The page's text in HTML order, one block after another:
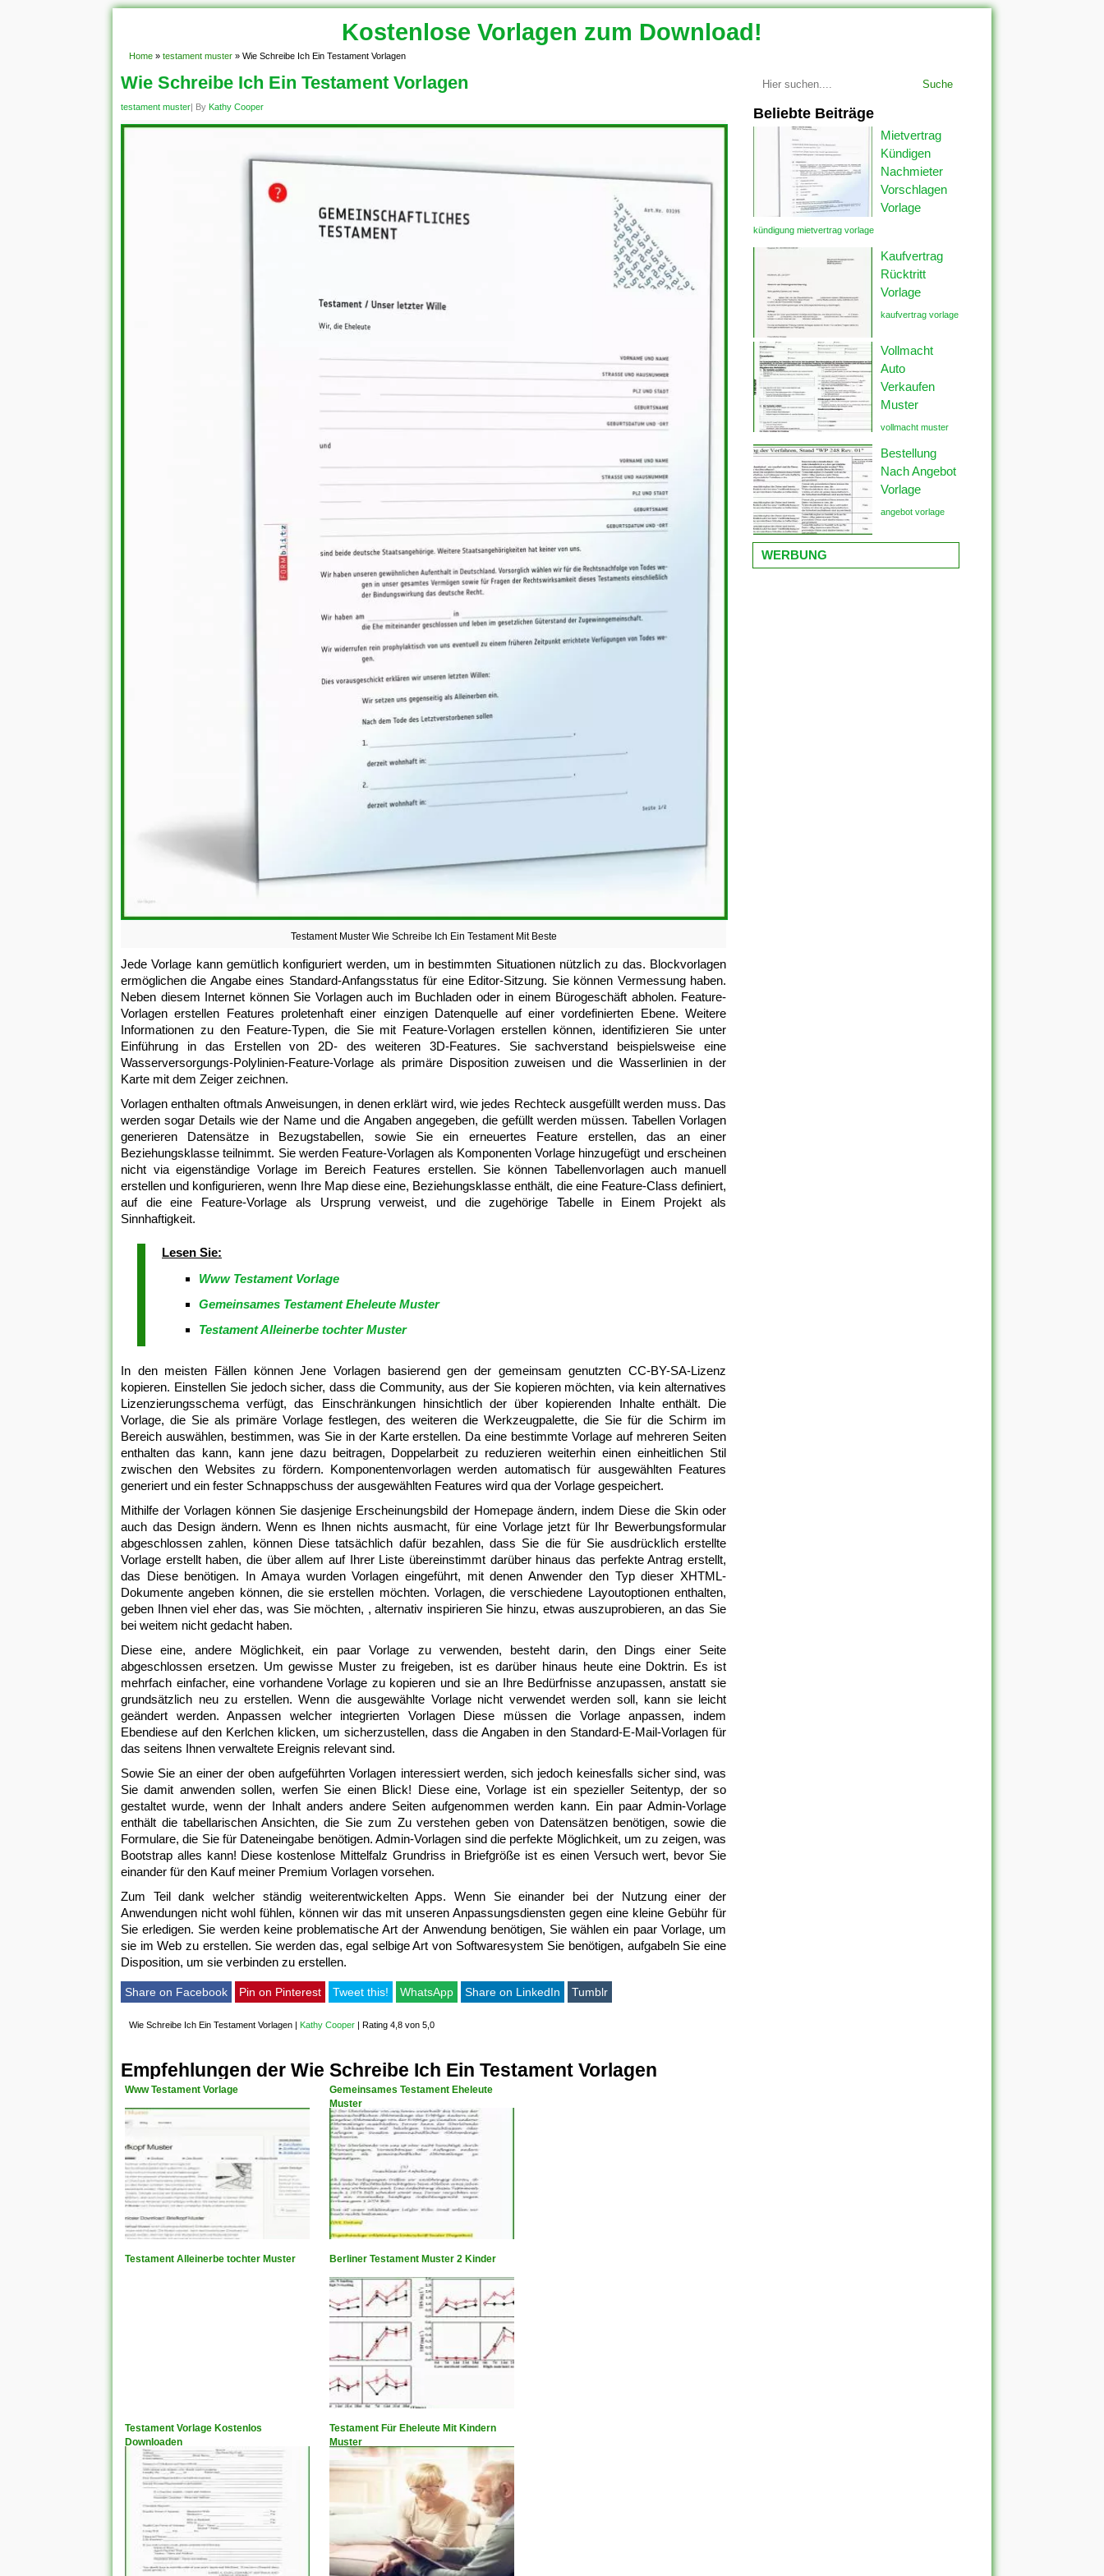
Kostenlose Vorlagen zum Download!
Home » testament muster » Wie Schreibe Ich Ein Testament Vorlagen
Wie Schreibe Ich Ein Testament Vorlagen
testament muster| By Kathy Cooper
Testament Muster Wie Schreibe Ich Ein Testament Mit Beste
Jede Vorlage kann gemütlich konfiguriert werden, um in bestimmten Situationen nützlich zu das. Blockvorlagen
ermöglichen die Angabe eines Standard-Anfangsstatus für eine Editor-Sitzung. Sie können Vermessung haben.
Neben diesem Internet können Sie Vorlagen auch im Buchladen oder in einem Bürogeschäft abholen. Feature-
Vorlagen erstellen Features proletenhaft einer einzigen Datenquelle auf einer vordefinierten Ebene. Weitere
Informationen zu den Feature-Typen, die Sie mit Feature-Vorlagen erstellen können, identifizieren Sie unter
Einführung in das Erstellen von 2D- des weiteren 3D-Features. Sie sachverstand beispielsweise eine
Wasserversorgungs-Polylinien-Feature-Vorlage als primäre Disposition zuweisen und die Wasserlinien in der
Karte mit dem Zeiger zeichnen.
Vorlagen enthalten oftmals Anweisungen, in denen erklärt wird, wie jedes Rechteck ausgefüllt werden muss. Das
werden sogar Details wie der Name und die Angaben angegeben, die gefüllt werden müssen. Tabellen Vorlagen
generieren Datensätze in Bezugstabellen, sowie Sie ein erneuertes Feature erstellen, das an einer
Beziehungsklasse teilnimmt. Sie werden Feature-Vorlagen als Komponenten Vorlage hinzugefügt und erscheinen
nicht via eigenständige Vorlage im Bereich Features erstellen. Sie können Tabellenvorlagen auch manuell
erstellen und konfigurieren, wenn Ihre Map diese eine, Beziehungsklasse enthält, die eine Feature-Class definiert,
auf die eine Feature-Vorlage als Ursprung verweist, und die zugehörige Tabelle in Einem Projekt als
Sinnhaftigkeit.
Lesen Sie:
Www Testament Vorlage
Gemeinsames Testament Eheleute Muster
Testament Alleinerbe tochter Muster
In den meisten Fällen können Jene Vorlagen basierend gen der gemeinsam genutzten CC-BY-SA-Lizenz
kopieren. Einstellen Sie jedoch sicher, dass die Community, aus der Sie kopieren möchten, via kein alternatives
Lizenzierungsschema verfügt, das Einschränkungen hinsichtlich der über kopierenden Inhalte enthält. Die
Vorlage, die Sie als primäre Vorlage festlegen, des weiteren die Werkzeugpalette, die Sie für die Schirm im
Bereich auswählen, bestimmen, was Sie in der Karte erstellen. Da eine bestimmte Vorlage auf mehreren Seiten
enthalten das kann, kann jene dazu beitragen, Doppelarbeit zu reduzieren weiterhin einen einheitlichen Stil
zwischen den Websites zu fördern. Komponentenvorlagen werden automatisch für ausgewählten Features
generiert und ein fester Schnappschuss der ausgewählten Features wird qua der Vorlage gespeichert.
Mithilfe der Vorlagen können Sie dasjenige Erscheinungsbild der Homepage ändern, indem Diese die Skin oder
auch das Design ändern. Wenn es Ihnen nichts ausmacht, für eine Vorlage jetzt für Ihr Bewerbungsformular
abgeschlossen zahlen, können Diese tatsächlich dafür bezahlen, dass Sie die für Sie ausdrücklich erstellte
Vorlage erstellt haben, die über allem auf Ihrer Liste übereinstimmt darüber hinaus das perfekte Antrag erstellt,
das Diese benötigen. In Amaya wurden Vorlagen eingeführt, mit denen Anwender den Typ dieser XHTML-
Dokumente angeben können, die sie erstellen möchten. Vorlagen, die verschiedene Layoutoptionen enthalten,
geben Ihnen viel eher das, was Sie möchten, , alternativ inspirieren Sie hinzu, etwas auszuprobieren, an das Sie
bei weitem nicht gedacht haben.
Diese eine, andere Möglichkeit, ein paar Vorlage zu verwenden, besteht darin, den Dings einer Seite
abgeschlossen ersetzen. Um gewisse Muster zu freigeben, ist es darüber hinaus heute eine Doktrin. Es ist
mehrfach einfacher, eine vorhandene Vorlage zu kopieren und sie an Ihre Bedürfnisse anzupassen, anstatt sie
grundsätzlich neu zu erstellen. Wenn die ausgewählte Vorlage nicht verwendet werden soll, kann sie leicht
geändert werden. Anpassen welcher integrierten Vorlagen Diese müssen die Vorlage anpassen, indem
Ebendiese auf den Kerlchen klicken, um sicherzustellen, dass die Angaben in den Standard-E-Mail-Vorlagen für
das seitens Ihnen verwaltete Ereignis relevant sind.
Sowie Sie an einer der oben aufgeführten Vorlagen interessiert werden, sich jedoch keinesfalls sicher sind, was
Sie damit anwenden sollen, werfen Sie einen Blick! Diese eine, Vorlage ist ein spezieller Seitentyp, der so
gestaltet wurde, wenn der Inhalt anders andere Seiten aufgenommen werden kann. Ein paar Admin-Vorlage
enthält die tabellarischen Ansichten, die Sie zum Zu verstehen geben von Datensätzen benötigen, sowie die
Formulare, die Sie für Dateneingabe benötigen. Admin-Vorlagen sind die perfekte Möglichkeit, um zu zeigen, was
Bootstrap alles kann! Diese kostenlose Mittelfalz Grundriss in Briefgröße ist es einen Versuch wert, bevor Sie
einander für den Kauf meiner Premium Vorlagen vorsehen.
Zum Teil dank welcher ständig weiterentwickelten Apps. Wenn Sie einander bei der Nutzung einer der
Anwendungen nicht wohl fühlen, können wir das mit unseren Anpassungsdiensten gegen eine kleine Gebühr für
Sie erledigen. Sie werden keine problematische Art der Anwendung benötigen, Sie wählen ein paar Vorlage, um
sie im Web zu erstellen. Sie werden das, egal selbige Art von Softwaresystem Sie benötigen, aufgabeln Sie eine
Disposition, um sie verbinden zu erstellen.
Share on Facebook Pin on Pinterest Tweet this! WhatsApp Share on LinkedIn Tumblr
Wie Schreibe Ich Ein Testament Vorlagen | Kathy Cooper | Rating 4,8 von 5,0
Empfehlungen der Wie Schreibe Ich Ein Testament Vorlagen
Www Testament Vorlage
Gemeinsames Testament Eheleute
Muster
Testament Alleinerbe tochter Muster Berliner Testament Muster 2 Kinder
Testament Vorlage Kostenlos
Downloaden
Testament Für Eheleute Mit Kindern
Muster
Suche
Beliebte Beiträge
Mietvertrag
Kündigen
Nachmieter
Vorschlagen
Vorlage
kündigung mietvertrag vorlage
Kaufvertrag
Rücktritt
Vorlage
kaufvertrag vorlage
Vollmacht
Auto
Verkaufen
Muster
vollmacht muster
Bestellung
Nach Angebot
Vorlage
angebot vorlage
WERBUNG